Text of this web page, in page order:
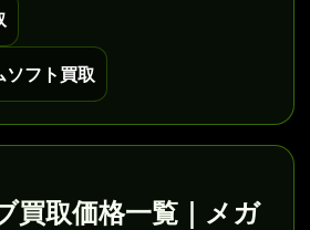
ソフト買取
買取価格一覧｜メガ